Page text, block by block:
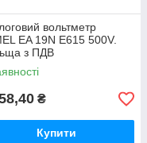
вольтметр
EA 19N E615 500V.
з ПДВ
₴
Купити